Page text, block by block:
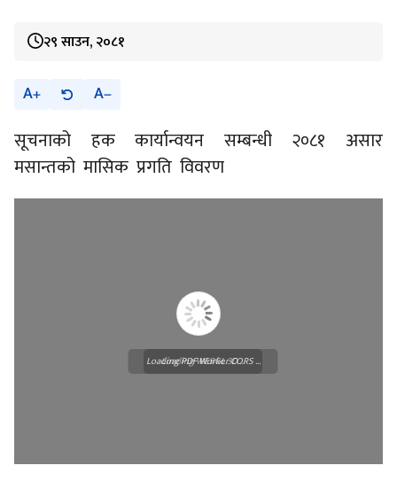
A A
सूचनाको हक कार्यान्वयन सम्बन्धी २०८१ असार
मसान्तको मासिक प्रगति विवरण
Loading WEBGL 3D ...
Loading PDF Worker CORS ...